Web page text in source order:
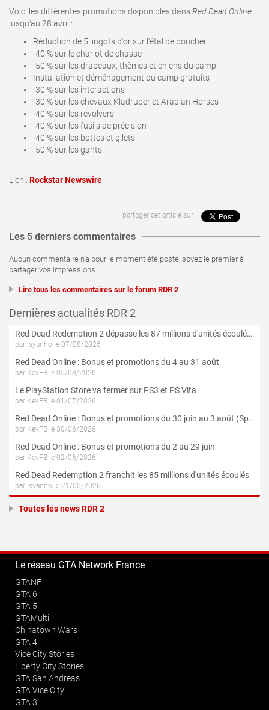
Voici les différentes promotions disponibles dansRed Dead Online
jusqu'au 28 avril :
Réduction de 5 lingots d'or sur l'étal de boucher
-40 % sur le chariot de chasse
-50 % sur les drapeaux, thèmes et chiens du camp
Installation et déménagement du camp gratuits
-30 % sur les interactions
-30 % sur les chevaux Kladruber et Arabian Horses
-40 % sur les revolvers
-40 % sur les fusils de précision
-40 % sur les bottes et gilets
-50 % sur les gants.
Lien : Rockstar Newswire
partager cet article sur
Les 5 derniers commentaires
Aucun commentaire n'a pour le moment été posté, soyez le premier à
partager vos impressions !
Lire tous les commentaires sur le forum RDR 2
Dernières actualités RDR 2
Red Dead Redemption 2 dépasse les 87 millions d'unités écoulées
par Isyanho le 07/08/2026
Red Dead Online : Bonus et promotions du 4 au 31 août
par KevFB le 05/08/2026
Le PlayStation Store va fermer sur PS3 et PS Vita
par KevFB le 01/07/2026
Red Dead Online : Bonus et promotions du 30 juin au 3 août (Spécial 4 Juillet)
par KevFB le 30/06/2026
Red Dead Online : Bonus et promotions du 2 au 29 juin
par KevFB le 02/06/2026
Red Dead Redemption 2 franchit les 85 millions d'unités écoulés
par Isyanho le 21/05/2026
Toutes les news RDR 2
Le réseau GTA Network France
GTANF
GTA 6
GTA 5
GTAMulti
Chinatown Wars
GTA 4
Vice City Stories
Liberty City Stories
GTA San Andreas
GTA Vice City
GTA 3